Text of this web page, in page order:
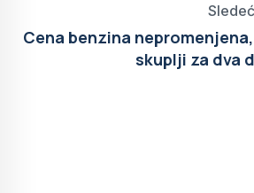
Cena benzina
skuplji za dva